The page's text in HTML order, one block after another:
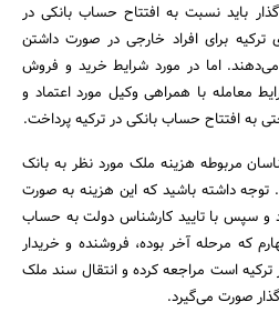
باید نسبت به افتتاح حساب بانکی در
ترکیه برای افراد خارجی در صورت داشتن
می‌دهند. اما در مورد شرایط خرید و فروش
معامله با همراهی وکیل مورد اعتماد و
به افتتاح حساب بانکی در ترکیه پرداخت.
مربوطه هزینه ملک مورد نظر به بانک
توجه داشته باشید که این هزینه به صورت
و سپس با تایید کارشناس دولت به حساب
که مرحله آخر بوده، فروشنده و خریدار
ترکیه است مراجعه کرده و انتقال سند ملک
صورت می‌گیرد.